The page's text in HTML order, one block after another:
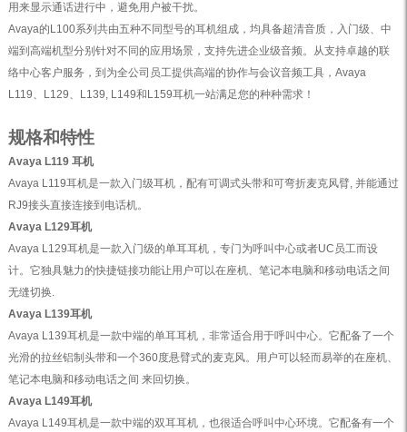
用来显示通话进行中，避免用户被干扰。
Avaya的L100系列共由五种不同型号的耳机组成，均具备超清音质，入门级、中
端到高端机型分别针对不同的应用场景，支持先进企业级音频。从支持卓越的联
络中心客户服务，到为全公司员工提供高端的协作与会议音频工具，Avaya
L119、L129、L139, L149和L159耳机一站满足您的种种需求！
规格和特性
Avaya L119 耳机
Avaya L119耳机是一款入门级耳机，配有可调式头带和可弯折麦克风臂, 并能通过
RJ9接头直接连接到电话机。
Avaya L129耳机
Avaya L129耳机是一款入门级的单耳耳机，专门为呼叫中心或者UC员工而设
计。它独具魅力的快捷链接功能让用户可以在座机、笔记本电脑和移动电话之间
无缝切换.
Avaya L139耳机
Avaya L139耳机是一款中端的单耳耳机，非常适合用于呼叫中心。它配备了一个
光滑的拉丝铝制头带和一个360度悬臂式的麦克风。用户可以轻而易举的在座机、
笔记本电脑和移动电话之间 来回切换。
Avaya L149耳机
Avaya L149耳机是一款中端的双耳耳机，也很适合呼叫中心环境。它配备有一个